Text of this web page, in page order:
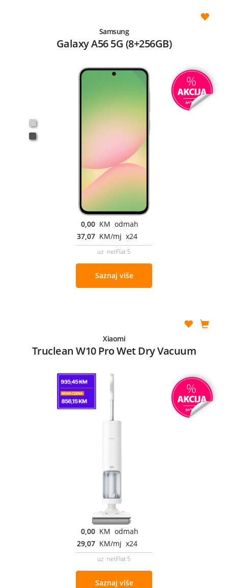
Samsung
Galaxy A56 5G (8+256GB)
0,00 KM odmah
37,07 KM/mj x24
uz netFlat 5
Saznaj više
Xiaomi
Truclean W10 Pro Wet Dry Vacuum
0,00 KM odmah
29,07 KM/mj x24
uz netFlat 5
Saznaj više